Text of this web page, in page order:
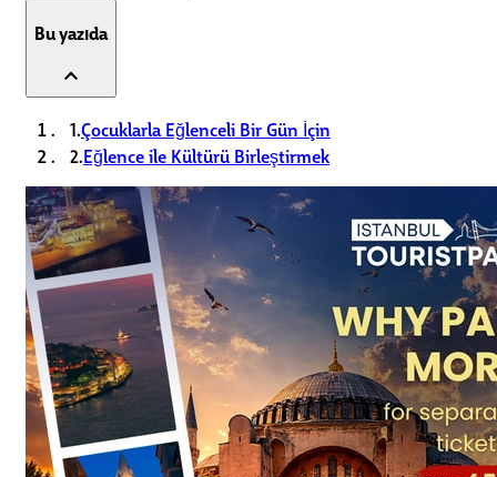
Bu yazıda
expand_less
1.Çocuklarla Eğlenceli Bir Gün İçin
2.Eğlence ile Kültürü Birleştirmek